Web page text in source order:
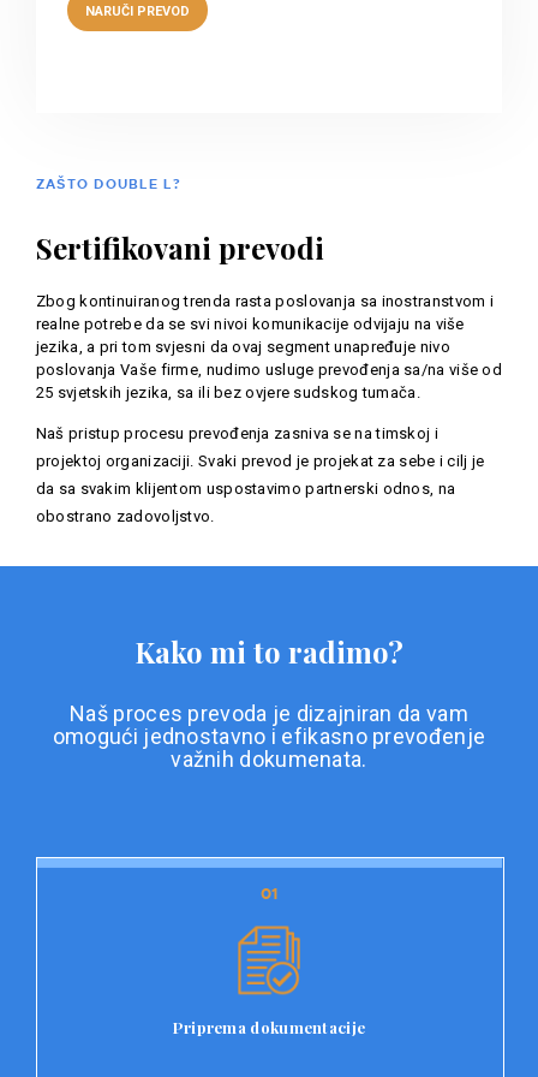
ZAŠTO DOUBLE L?
Sertifikovani prevodi
Zbog kontinuiranog trenda rasta poslovanja sa inostranstvom i
realne potrebe da se svi nivoi komunikacije odvijaju na više
jezika, a pri tom svjesni da ovaj segment unapređuje nivo
poslovanja Vaše firme, nudimo usluge prevođenja sa/na više od
25 svjetskih jezika, sa ili bez ovjere sudskog tumača.
Naš pristup procesu prevođenja zasniva se na timskoj i
projektoj organizaciji. Svaki prevod je projekat za sebe i cilj je
da sa svakim klijentom uspostavimo partnerski odnos, na
obostrano zadovoljstvo.
Kako mi to radimo?
Naš proces prevoda je dizajniran da vam
omogući jednostavno i efikasno prevođenje
važnih dokumenata.
01
Priprema dokumentacije
01
Prvi korak u našem procesu prevoda je priprema
dokumentacije. Korisnici jednostavno učitavaju svoje
dokumenta, kao i specifične zahtjeve za prevod.